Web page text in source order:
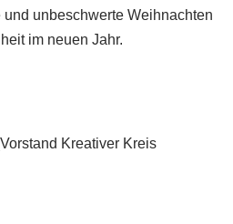
unbeschwerte Weihnachten
im neuen Jahr.
Kreativer Kreis